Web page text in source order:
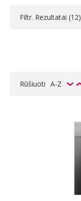
Filtr. Rezultatai (12)
Rūšiuoti A-Z